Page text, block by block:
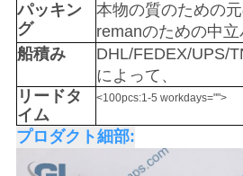
て
く
だ
さ
パッキン
グ
本物の質のための
remanのための中立
船積み
DHL/FEDEX/UPS/
によって、
リードタ
イム
<100pcs:1-5 workdays="">
プロダクト細部: